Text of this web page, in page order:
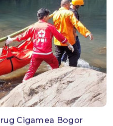
Cigamea Bogor